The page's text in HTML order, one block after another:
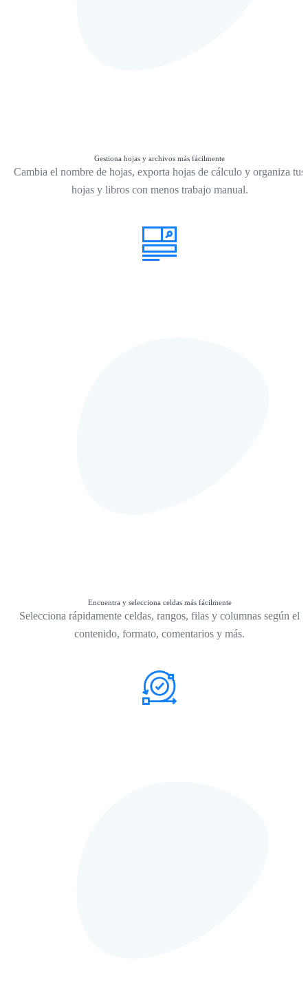
Gestiona hojas y archivos más fácilmente
Cambia el nombre de hojas, exporta hojas de cálculo y organiza tus
hojas y libros con menos trabajo manual.
Encuentra y selecciona celdas más fácilmente
Selecciona rápidamente celdas, rangos, filas y columnas según el
contenido, formato, comentarios y más.